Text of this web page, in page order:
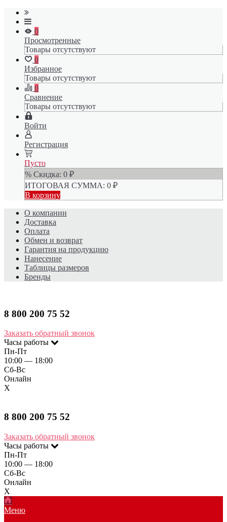
0
Просмотренные
Товары отсутствуют
0
Избранное
Товары отсутствуют
0
Сравнение
Товары отсутствуют
Войти
Регистрация
Пусто
% Скидка: 0 ₽
ИТОГОВАЯ СУММА: 0 ₽
В корзину
О компании
Доставка
Оплата
Обмен и возврат
Гарантия на продукцию
Нанесение
Таблицы размеров
Бренды
8 800 200 75 52​
Заказать обратный звонок
Часы работы
Пн-Пт
10:00 — 18:00
Сб-Вс
Онлайн
X
8 800 200 75 52​
Заказать обратный звонок
Часы работы
Пн-Пт
10:00 — 18:00
Сб-Вс
Онлайн
X
Меню